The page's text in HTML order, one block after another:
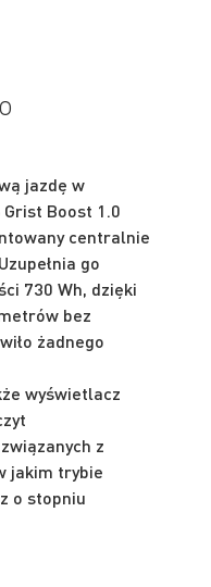
jazdę w
Grist Boost 1.0
centralnie
go
730 Wh, dzięki
bez
żadnego
wyświetlacz
z
jakim trybie
o stopniu